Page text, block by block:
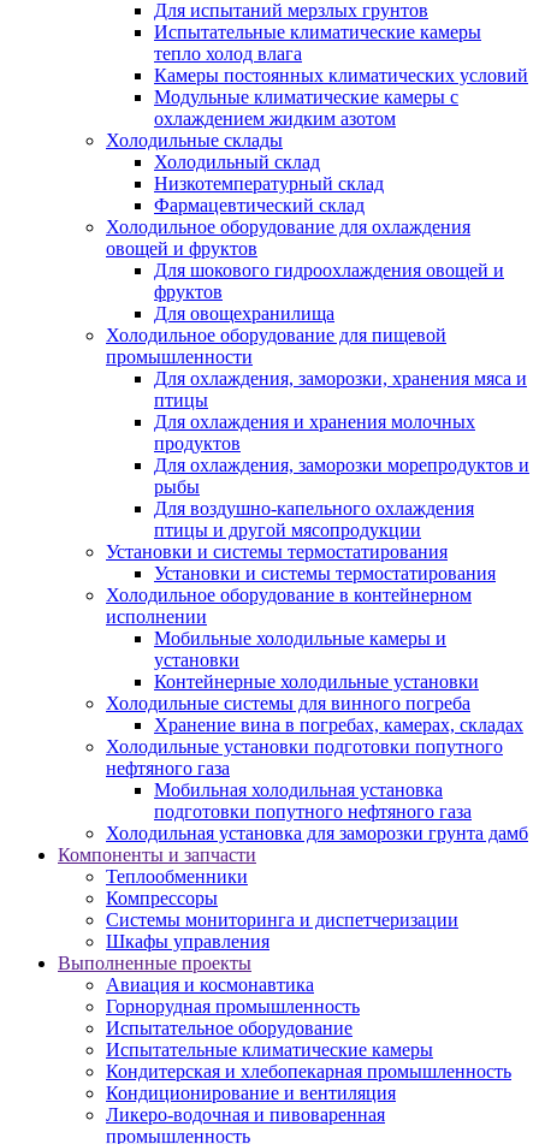
Для испытаний мерзлых грунтов
Испытательные климатические камеры
тепло холод влага
Камеры постоянных климатических условий
Модульные климатические камеры с
охлаждением жидким азотом
Холодильные склады
Холодильный склад
Низкотемпературный склад
Фармацевтический склад
Холодильное оборудование для охлаждения
овощей и фруктов
Для шокового гидроохлаждения овощей и
фруктов
Для овощехранилища
Холодильное оборудование для пищевой
промышленности
Для охлаждения, заморозки, хранения мяса и
птицы
Для охлаждения и хранения молочных
продуктов
Для охлаждения, заморозки морепродуктов и
рыбы
Для воздушно-капельного охлаждения
птицы и другой мясопродукции
Установки и системы термостатирования
Установки и системы термостатирования
Холодильное оборудование в контейнерном
исполнении
Мобильные холодильные камеры и
установки
Контейнерные холодильные установки
Холодильные системы для винного погреба
Хранение вина в погребах, камерах, складах
Холодильные установки подготовки попутного
нефтяного газа
Мобильная холодильная установка
подготовки попутного нефтяного газа
Холодильная установка для заморозки грунта дамб
Компоненты и запчасти
Теплообменники
Компрессоры
Системы мониторинга и диспетчеризации
Шкафы управления
Выполненные проекты
Авиация и космонавтика
Горнорудная промышленность
Испытательное оборудование
Испытательные климатические камеры
Кондитерская и хлебопекарная промышленность
Кондиционирование и вентиляция
Ликеро-водочная и пивоваренная
промышленность